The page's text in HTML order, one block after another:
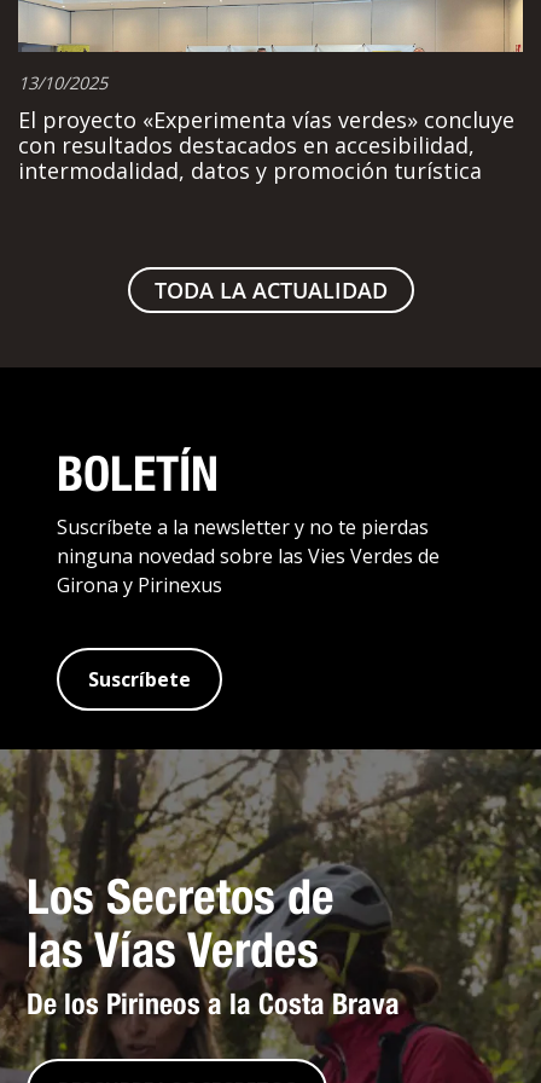
13/10/2025
El proyecto «Experimenta vías verdes» concluye
con resultados destacados en accesibilidad,
intermodalidad, datos y promoción turística
TODA LA ACTUALIDAD
BOLETÍN
Suscríbete a la newsletter y no te pierdas
ninguna novedad sobre las Vies Verdes de
Girona y Pirinexus
Suscríbete
Los Secretos de
las Vías Verdes
De los Pirineos a la Costa Brava